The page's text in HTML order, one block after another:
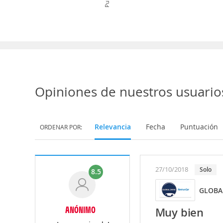
Opiniones de nuestros
ORDENAR POR: Relevancia Fecha Puntuación
8.5
ANÓNIMO
27/10/2018 Solo
Muy bien